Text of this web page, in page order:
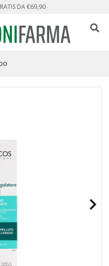
DA €69,90